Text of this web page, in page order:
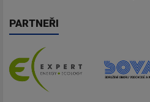
PARTNEŘI